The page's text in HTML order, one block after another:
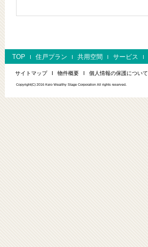
TOP 住戸プラン 共用空間 サービス
サイトマップ 物件概要 個人情報の保護について
Copyright(C) 2016 Keio Wealthy Stage Corporation All rights reserved.